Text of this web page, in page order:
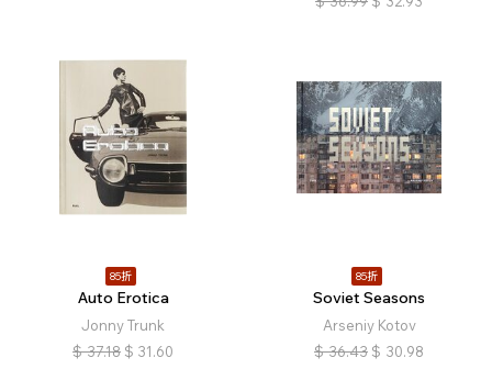
85折
Auto Erotica
Jonny Trunk
$ 37.18 $ 31.60
85折
Soviet Seasons
Arseniy Kotov
$ 36.43 $ 30.98